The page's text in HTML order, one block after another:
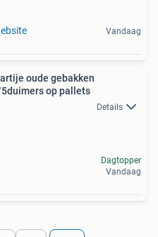
Vandaag
oude gebakken
op pallets
Details
Dagtopper
Vandaag